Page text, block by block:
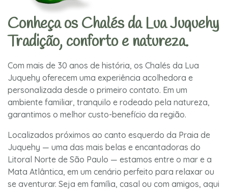
Conheça os Chalés da Lua Juquehy
Tradição, conforto e natureza.
Com mais de 30 anos de história, os Chalés da Lua
Juquehy oferecem uma experiência acolhedora e
personalizada desde o primeiro contato. Em um
ambiente familiar, tranquilo e rodeado pela natureza,
garantimos o melhor custo-benefício da região.
Localizados próximos ao canto esquerdo da Praia de
Juquehy — uma das mais belas e encantadoras do
Litoral Norte de São Paulo — estamos entre o mar e a
Mata Atlântica, em um cenário perfeito para relaxar ou
se aventurar. Seja em família, casal ou com amigos, aqui